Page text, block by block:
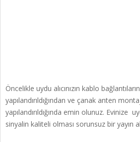
Öncelikle uydu alıcınızın kablo
yapılandırıldığından ve çanak anten
yapılandırıldığında emin olunuz. Evinize
sinyalin kaliteli olması sorunsuz bir yayın